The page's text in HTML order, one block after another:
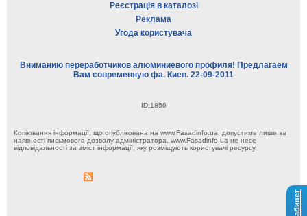
Реєстрація в каталозі
Реклама
Угода користувача
Вниманию переработчиков алюминиевого профиля! Предлагаем
Вам современную фа. Киев. 22-09-2011
ID:1856
Копіювання інформації, що опублікована на www.Fasadinfo.ua, допустиме лише за
наявності письмового дозволу адміністратора. www.Fasadinfo.ua не несе
відповідальності за зміст інформації, яку розміщують користувачі ресурсу.